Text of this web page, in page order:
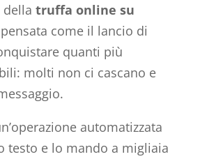
della truffa online su
come il lancio di
quanti più
molti non ci cascano e
automatizzata
testo e lo mando a migliaia